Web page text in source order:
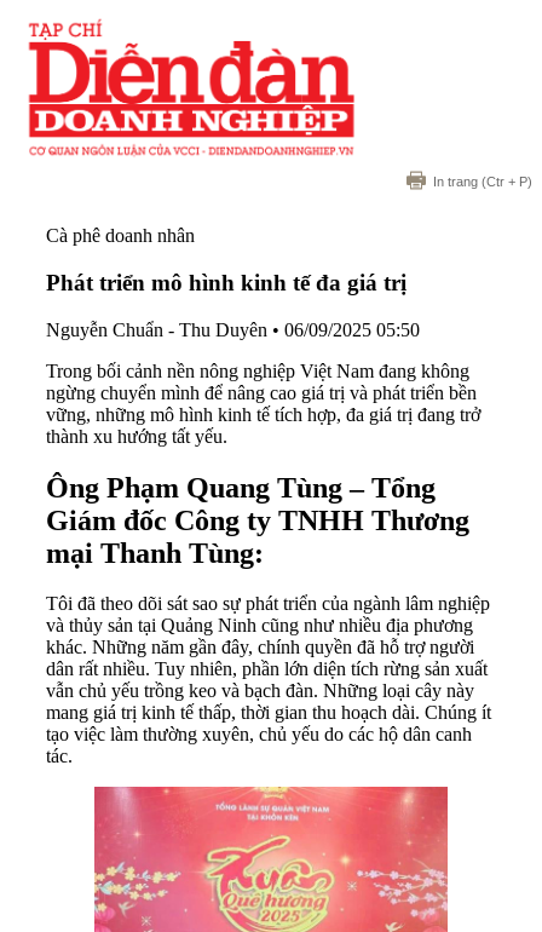
In trang (Ctr + P)
Cà phê doanh nhân
Phát triển mô hình kinh tế đa giá trị
Nguyễn Chuẩn - Thu Duyên • 06/09/2025 05:50
Trong bối cảnh nền nông nghiệp Việt Nam đang không
ngừng chuyển mình để nâng cao giá trị và phát triển bền
vững, những mô hình kinh tế tích hợp, đa giá trị đang trở
thành xu hướng tất yếu.
Ông Phạm Quang Tùng – Tổng
Giám đốc Công ty TNHH Thương
mại Thanh Tùng:
Tôi đã theo dõi sát sao sự phát triển của ngành lâm nghiệp
và thủy sản tại Quảng Ninh cũng như nhiều địa phương
khác. Những năm gần đây, chính quyền đã hỗ trợ người
dân rất nhiều. Tuy nhiên, phần lớn diện tích rừng sản xuất
vẫn chủ yếu trồng keo và bạch đàn. Những loại cây này
mang giá trị kinh tế thấp, thời gian thu hoạch dài. Chúng ít
tạo việc làm thường xuyên, chủ yếu do các hộ dân canh
tác.